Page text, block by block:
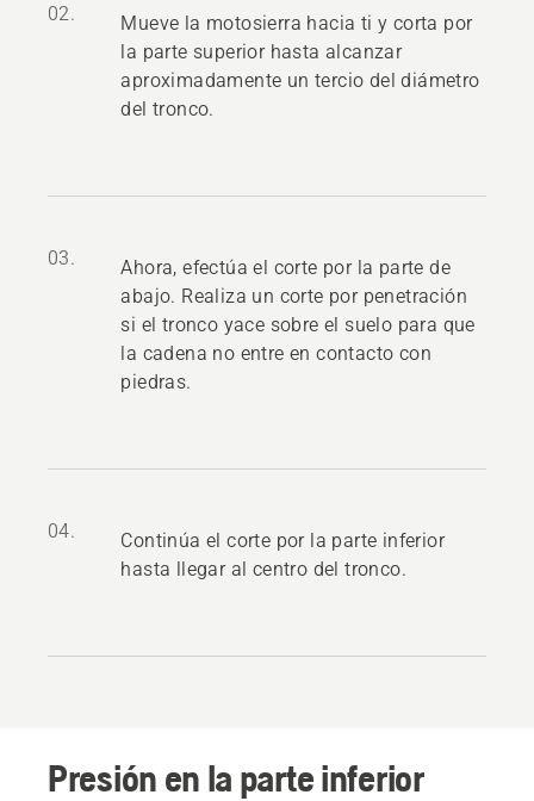
02.
Mueve la motosierra hacia ti y corta por
la parte superior hasta alcanzar
aproximadamente un tercio del diámetro
del tronco.
03.
Ahora, efectúa el corte por la parte de
abajo. Realiza un corte por penetración
si el tronco yace sobre el suelo para que
la cadena no entre en contacto con
piedras.
04.
Continúa el corte por la parte inferior
hasta llegar al centro del tronco.
Presión en la parte inferior